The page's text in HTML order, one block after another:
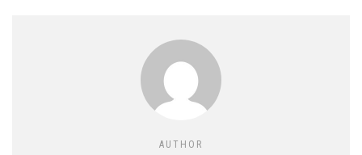
AUTHOR